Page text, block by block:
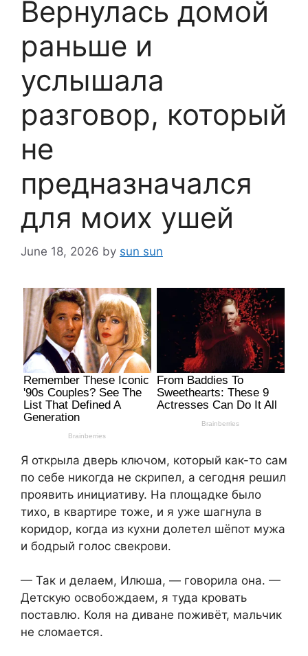
Вернулась домой
раньше и
услышала
разговор, который
не
предназначался
для моих ушей
June 18, 2026 by sun sun
Я открыла дверь ключом, который как-то сам
по себе никогда не скрипел, а сегодня решил
проявить инициативу. На площадке было
тихо, в квартире тоже, и я уже шагнула в
коридор, когда из кухни долетел шёпот мужа
и бодрый голос свекрови.
— Так и делаем, Илюша, — говорила она. —
Детскую освобождаем, я туда кровать
поставлю. Коля на диване поживёт, мальчик
не сломается.